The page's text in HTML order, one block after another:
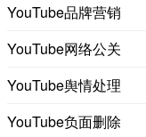
YouTube品牌营销
YouTube网络公关
YouTube舆情处理
YouTube负面删除